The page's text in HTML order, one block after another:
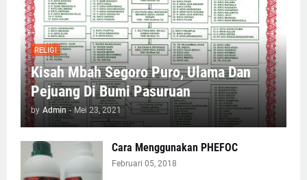
RELIGI
Kisah Mbah Segoro Puro, Ulama Dan
Pejuang Di Bumi Pasuruan
by Admin - Mei 23, 2021
Cara Menggunakan PHEFOC
Februari 05, 2018